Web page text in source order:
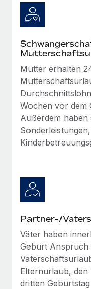
Mühelose
Neues zu
Gusto und Zero
Plus
Auch im neuen Jahr
aller Größen dabei
Mehr erfahren
Wie Phiture 55
mit Remote
Phiture ist der
Wachstumsberatung
Mütter erhalten
Wochen vor dem
Außerdem
Partner-/
Väter haben
Geburt Anspruch
Elternurlaub, den
dritten